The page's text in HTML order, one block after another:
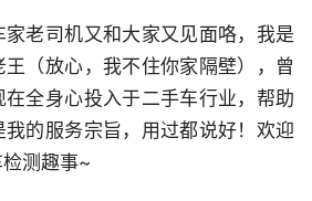
老司机又和大家又见面咯，我是
（放心，我不住你家隔壁），曾
全身心投入于二手车行业，帮助
的服务宗旨，用过都说好！欢迎
测趣事~